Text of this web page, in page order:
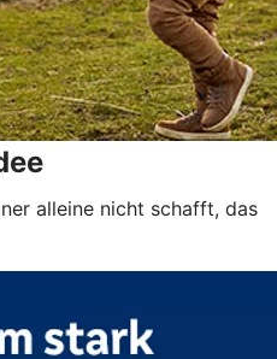
alleine nicht schafft, das